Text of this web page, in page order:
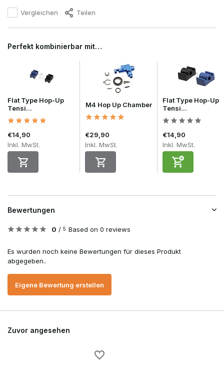
Vergleichen Teilen
Perfekt kombinierbar mit…
Flat Type Hop-Up
Tensi...
€14,90
Inkl. MwSt.
M4 Hop Up Chamber
€29,90
Inkl. MwSt.
Flat Type Hop-Up
Tensi...
€14,90
Inkl. MwSt.
Bewertungen
0 / 5 Based on 0 reviews
Es wurden noch keine Bewertungen für dieses Produkt
abgegeben..
Eigene Bewertung erstellen
Zuvor angesehen